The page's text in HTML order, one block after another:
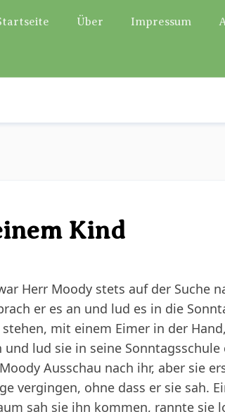
Über Impressum
Kind
Herr Moody stets auf der Suche
er es an und lud es in die
mit einem Eimer in der
lud sie in seine Sonntagsschule
Ausschau nach ihr, aber sie
vergingen, ohne dass er sie sah.
sah sie ihn kommen, rannte sie